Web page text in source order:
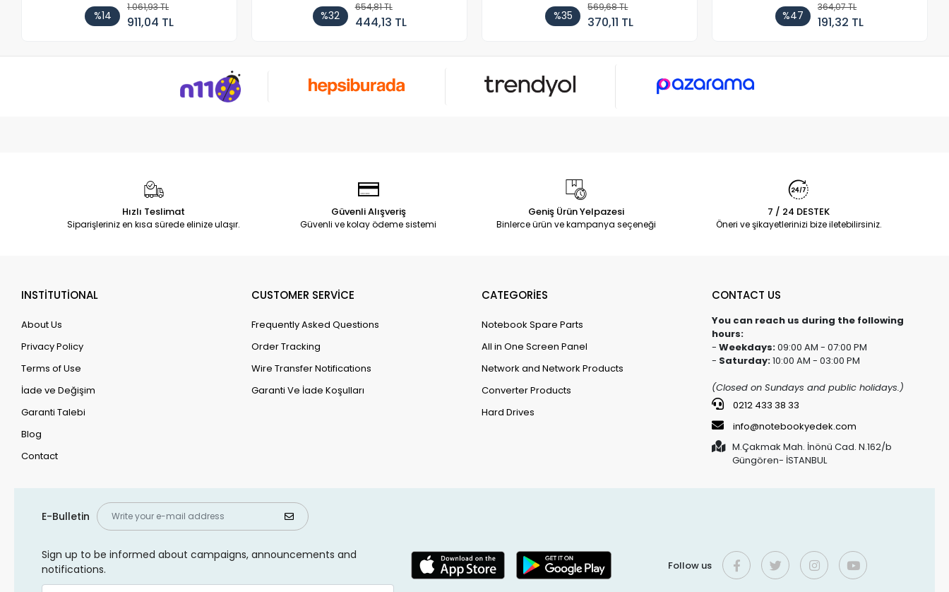
%14
1.061,93 TL
911,04 TL %32
654,81 TL
444,13 TL %35
569,68 TL
370,11 TL %47
364,07 TL
191,32 TL
Hızlı Teslimat
Siparişleriniz en kısa sürede elinize ulaşır.
Güvenli Alışveriş
Güvenli ve kolay ödeme sistemi
Geniş Ürün Yelpazesi
Binlerce ürün ve kampanya seçeneği
7 / 24 DESTEK
Öneri ve şikayetlerinizi bize iletebilirsiniz.
INSTİTUTİONAL
About Us
Privacy Policy
Terms of Use
İade ve Değişim
Garanti Talebi
Blog
Contact
CUSTOMER SERVİCE
Frequently Asked Questions
Order Tracking
Wire Transfer Notifications
Garanti Ve İade Koşulları
CATEGORİES
Notebook Spare Parts
All in One Screen Panel
Network and Network Products
Converter Products
Hard Drives
CONTACT US
You can reach us during the following
hours:
- Weekdays:09:00 AM - 07:00 PM
- Saturday:10:00 AM - 03:00 PM
(Closed on Sundays and public holidays.)
0212 433 38 33
info@notebookyedek.com
M.Çakmak Mah. İnönü Cad. N.162/b
Güngören- İSTANBUL
E-Bulletin
Sign up to be informed about campaigns, announcements and
notifications.
Follow us